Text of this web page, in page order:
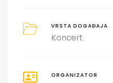
VRSTA DOGAĐAJA
Koncert
ORGANIZATOR